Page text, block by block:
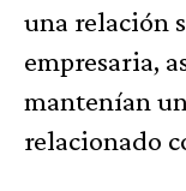
una relación
empresaria,
mantenían
relacionado